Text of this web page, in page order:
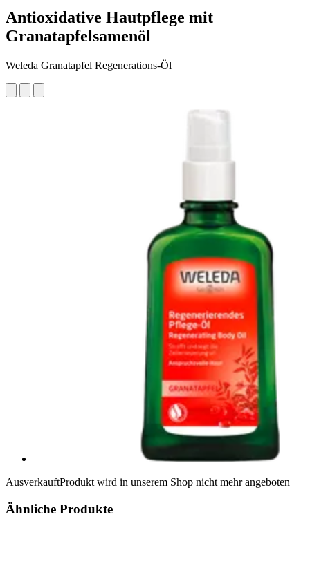
Antioxidative Hautpflege mit
Granatapfelsamenöl
Weleda Granatapfel Regenerations-Öl
AusverkauftProdukt wird in unserem Shop nicht mehr angeboten
Ähnliche Produkte